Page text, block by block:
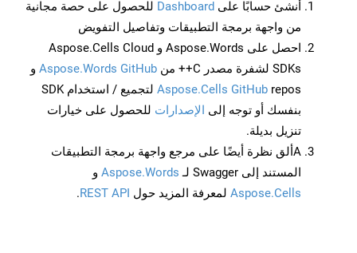
أنشئ حسابًا على Dashboard للحصول على حصة مجانية
من واجهة برمجة التطبيقات وتفاصيل التفويض
احصل على Aspose.Words و Aspose.Cells Cloud
SDKs لشفرة مصدر C++ من
Aspose.Words GitHub و
Aspose.Cells GitHub
repos لتجميع / استخدام SDK
بنفسك أو توجه إلى الإصدارات للحصول على خيارات
تنزيل بديلة.
Aألق نظرة أيضًا على مرجع واجهة برمجة التطبيقات
المستند إلى Swagger لـ
Aspose.Words و
Aspose.Cells لمعرفة المزيد حول REST API
.